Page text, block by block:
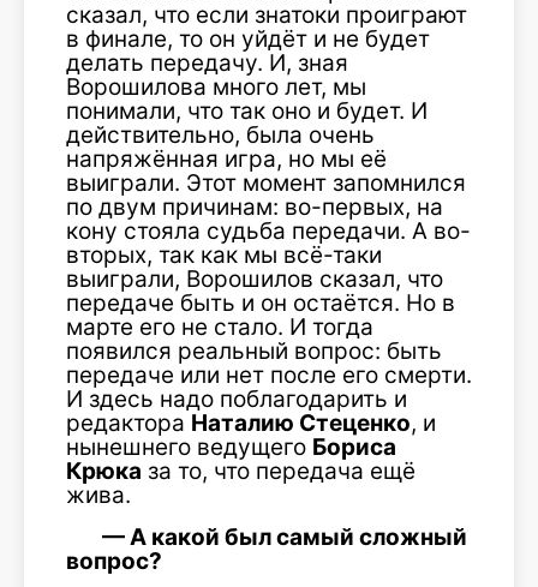
сказал, что если знатоки проиграют
в финале, то он уйдёт и не будет
делать передачу. И, зная
Ворошилова много лет, мы
понимали, что так оно и будет. И
действительно, была очень
напряжённая игра, но мы её
выиграли. Этот момент запомнился
по двум причинам: во-первых, на
кону стояла судьба передачи. А во-
вторых, так как мы всё-таки
выиграли, Ворошилов сказал, что
передаче быть и он остаётся. Но в
марте его не стало. И тогда
появился реальный вопрос: быть
передаче или нет после его смерти.
И здесь надо поблагодарить и
редактора Наталию Стеценко, и
нынешнего ведущего Бориса
Крюка за то, что передача ещё
жива.
— А какой был самый сложный
вопрос?